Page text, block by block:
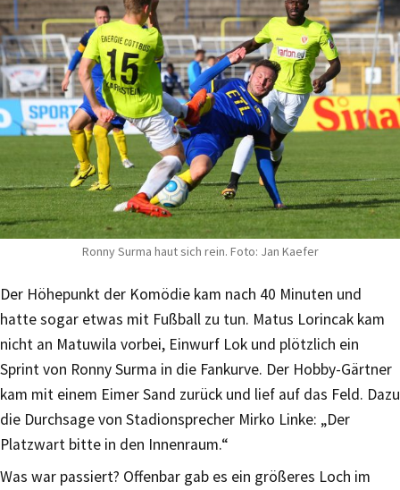
Ronny Surma haut sich rein. Foto: Jan Kaefer
Der Höhepunkt der Komödie kam nach 40 Minuten und
hatte sogar etwas mit Fußball zu tun. Matus Lorincak kam
nicht an Matuwila vorbei, Einwurf Lok und plötzlich ein
Sprint von Ronny Surma in die Fankurve. Der Hobby-Gärtner
kam mit einem Eimer Sand zurück und lief auf das Feld. Dazu
die Durchsage von Stadionsprecher Mirko Linke: „Der
Platzwart bitte in den Innenraum.“
Was war passiert? Offenbar gab es ein größeres Loch im